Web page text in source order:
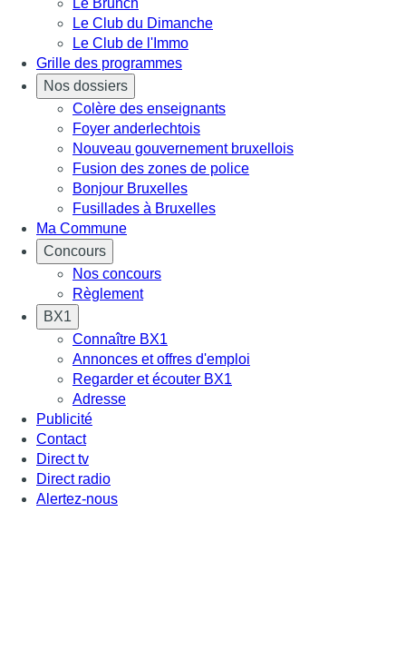
Le Club du Dimanche
Le Club de l'Immo
Grille des programmes
Nos dossiers
Colère des enseignants
Foyer anderlechtois
Nouveau gouvernement bruxellois
Fusion des zones de police
Bonjour Bruxelles
Fusillades à Bruxelles
Ma Commune
Concours
Nos concours
Règlement
BX1
Connaître BX1
Annonces et offres d'emploi
Regarder et écouter BX1
Adresse
Publicité
Contact
Direct tv
Direct radio
Alertez-nous